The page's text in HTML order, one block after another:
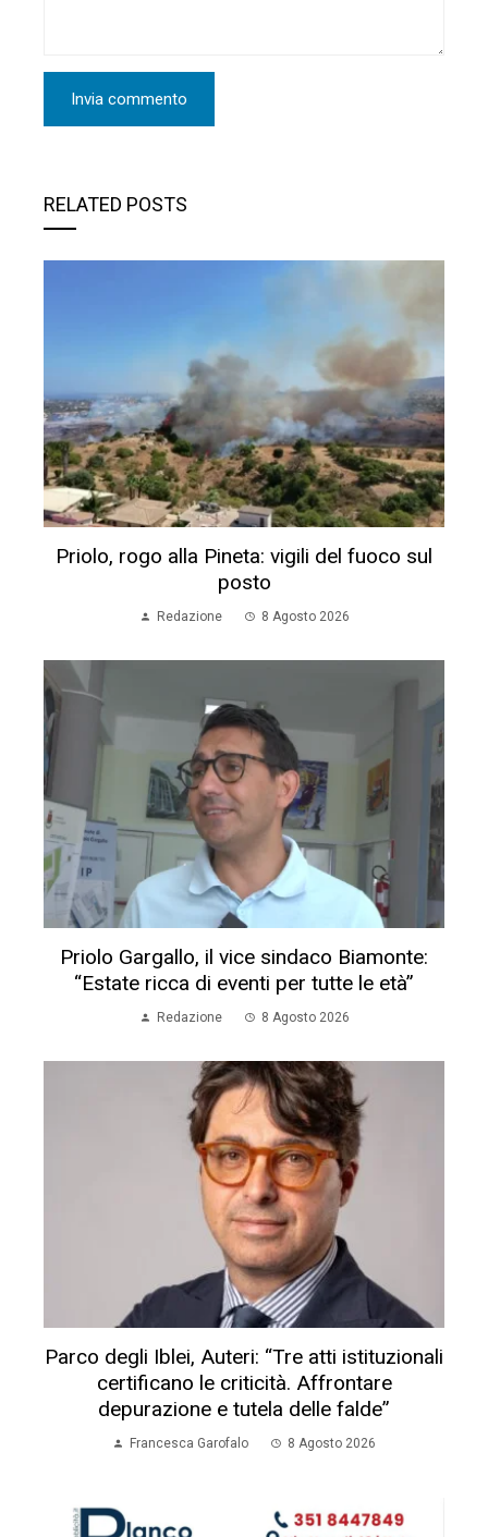
RELATED POSTS
Priolo, rogo alla Pineta: vigili del fuoco sul
posto
Redazione 8 Agosto 2026
Priolo Gargallo, il vice sindaco Biamonte:
“Estate ricca di eventi per tutte le età”
Redazione 8 Agosto 2026
Parco degli Iblei, Auteri: “Tre atti istituzionali
certificano le criticità. Affrontare
depurazione e tutela delle falde”
Francesca Garofalo 8 Agosto 2026